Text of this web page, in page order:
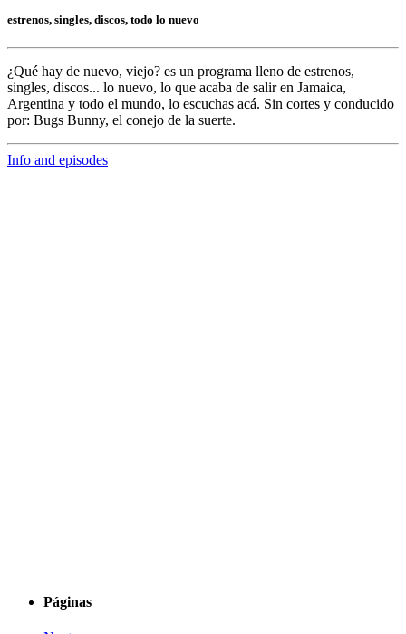
estrenos, singles, discos, todo lo nuevo
¿Qué hay de nuevo, viejo? es un programa lleno de estrenos,
singles, discos... lo nuevo, lo que acaba de salir en Jamaica,
Argentina y todo el mundo, lo escuchas acá. Sin cortes y conducido
por: Bugs Bunny, el conejo de la suerte.
Info and episodes
Páginas